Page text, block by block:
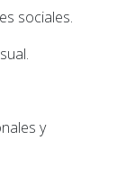
sociales.
y